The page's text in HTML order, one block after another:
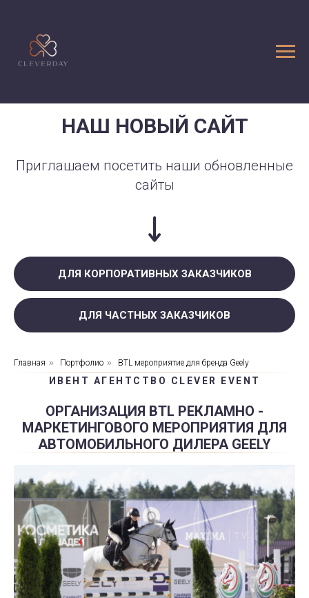
НАШ НОВЫЙ САЙТ
Приглашаем посетить наши обновленные
сайты
ДЛЯ КОРПОРАТИВНЫХ ЗАКАЗЧИКОВ
ДЛЯ ЧАСТНЫХ ЗАКАЗЧИКОВ
Главная » Портфолио » BTL мероприятие для бренда Geely
ИВЕНТ АГЕНТСТВО CLEVER EVENT
ОРГАНИЗАЦИЯ BTL РЕКЛАМНО -
МАРКЕТИНГОВОГО МЕРОПРИЯТИЯ ДЛЯ
АВТОМОБИЛЬНОГО ДИЛЕРА GEELY